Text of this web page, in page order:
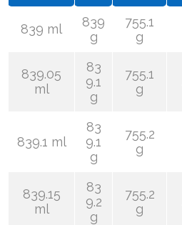
839 ml
839
g
755.1
g
839.05
ml
83
9.1
g
755.1
g
839.1 ml
83
9.1
g
755.2
g
839.15
ml
83
9.2
g
755.2
g